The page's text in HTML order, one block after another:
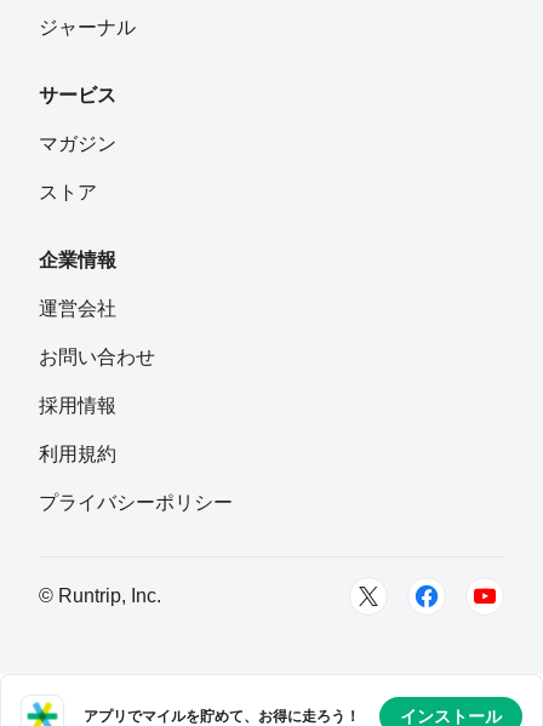
ジャーナル
サービス
マガジン
ストア
企業情報
運営会社
お問い合わせ
採用情報
利用規約
プライバシーポリシー
© Runtrip, Inc.
アプリでマイルを貯めて、お得に走ろう！ インストール